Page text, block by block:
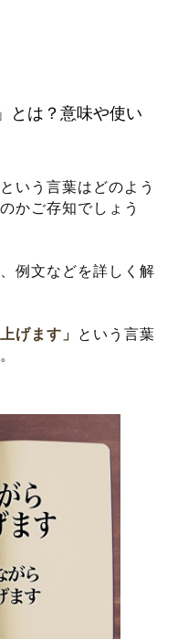
とは？意味や使い
という言葉はどのよう
かご存知でしょう
例文などを詳しく解
げます」
という言葉